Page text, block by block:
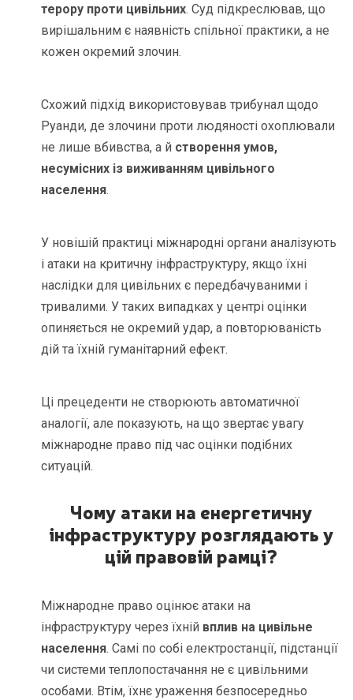
терору проти цивільних. Суд підкреслював, що
вирішальним є наявність спільної практики, а не
кожен окремий злочин.
Схожий підхід використовував трибунал щодо
Руанди, де злочини проти людяності охоплювали
не лише вбивства, а й створення умов,
несумісних із виживанням цивільного
населення.
У новішій практиці міжнародні органи аналізують
і атаки на критичну інфраструктуру, якщо їхні
наслідки для цивільних є передбачуваними і
тривалими. У таких випадках у центрі оцінки
опиняється не окремий удар, а повторюваність
дій та їхній гуманітарний ефект.
Ці прецеденти не створюють автоматичної
аналогії, але показують, на що звертає увагу
міжнародне право під час оцінки подібних
ситуацій.
Чому атаки на енергетичну
інфраструктуру розглядають у
цій правовій рамці?
Міжнародне право оцінює атаки на
інфраструктуру через їхній вплив на цивільне
населення. Самі по собі електростанції, підстанції
чи системи теплопостачання не є цивільними
особами. Втім, їхнє ураження безпосередньо